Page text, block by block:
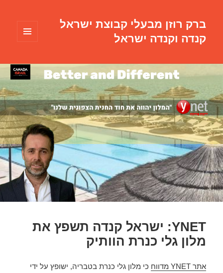
ברק רוזן מבעלי קבוצת ישראל
קנדה וקנדה ישראל
YNET: ישראל קנדה תשפץ את
מלון גלי כנרת הוותיק
אתר YNET מדווח
כי מלון גלי כנרת בטבריה, ישופץ על ידי